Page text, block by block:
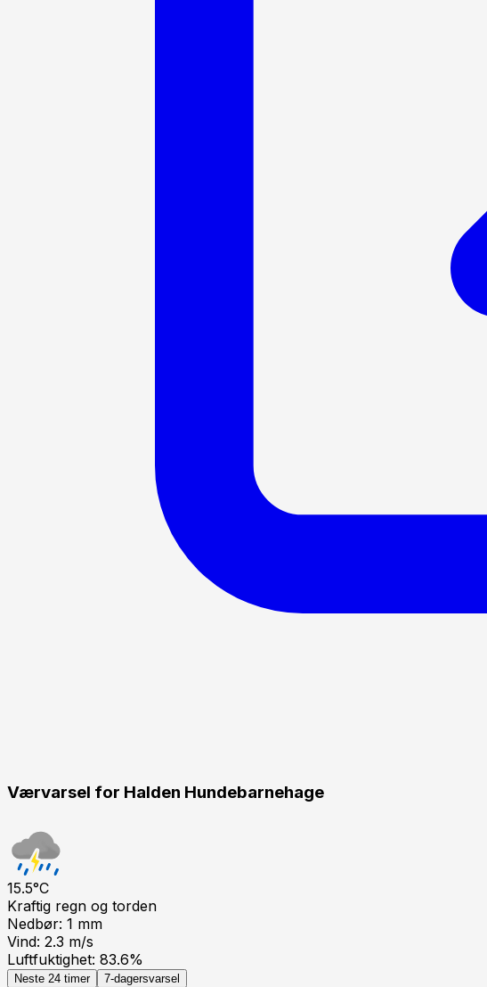
Værvarsel for Halden Hundebarnehage
15.5°C
Kraftig regn og torden
Nedbør: 1 mm
Vind: 2.3 m/s
Luftfuktighet: 83.6%
Neste 24 timer 7-dagersvarsel